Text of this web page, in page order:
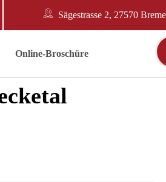
Sägestrasse 2, 27570
Online-Broschüre